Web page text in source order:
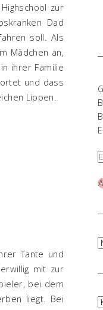
zur
Dad
soll. Als
Mädchen an,
ihrer Familie
und dass
Lippen.
Tante und
mit zur
bei dem
liegt. Bei